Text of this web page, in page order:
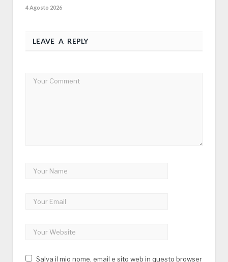
4 Agosto 2026
LEAVE A REPLY
Salva il mio nome, email e sito web in questo browser